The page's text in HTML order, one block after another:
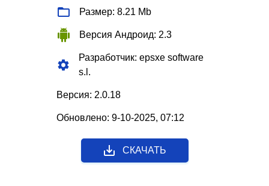
Размер: 8.21 Mb
Версия Андроид: 2.3
Разработчик: epsxe software
s.l.
Версия: 2.0.18
Обновлено: 9-10-2025, 07:12
СКАЧАТЬ